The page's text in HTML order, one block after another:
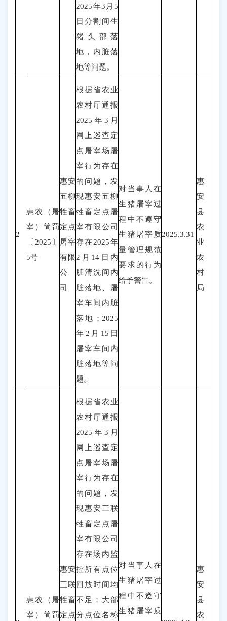
2025年3 月 5
日分割间生
猪头部落
地，内脏落
地等问题。
2
惠农（ 屠
宰 ） 简罚
〔2025 〕
5号
惠安
五柳
牲畜
定点
屠宰
有限
公
司
根据省农业
农村厅通报
2025年3月
网上巡查定
点屠宰场屠
宰行为存在
的问题，发
现惠安五柳
牲畜定点屠
宰有限公司
存在2025年
2月14日内
脏清洗间内
脏落地、屠
宰车间内脏
落地； 2025
年2月15日
屠宰车间内
脏落地等问
题。
对 当事人在
生猪屠宰过
程中不遵守
生猪屠宰质
量管理规范
要求的行为
给予警告。
2025.3.31
惠
安
县
农
业
农
村
局
惠农（ 屠
宰 ） 简罚
惠安
三联
牲畜
定点
根据省农业
农村厅通报
2025年3月
网上巡查定
点屠宰场屠
宰行为存在
的问题，发
现惠安三联
牲畜定点屠
宰有限公司
存在场内监
控所有点位
回放时间均
不足；大部
分点位名称
对 当事人在
生猪屠宰过
程中不遵守
生猪屠宰质
惠
安
县
农